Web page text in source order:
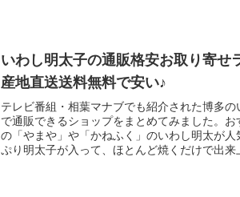
いわし明太子の通販格安お取り寄せ
産地直送送料無料で安い♪
テレビ番組・相葉マナブでも紹介された博多
で通販できるショップをまとめてみました。
の「やまや」や「かねふく」のいわし明太が人
ぷり明太子が入って、ほとんど焼くだけで出来